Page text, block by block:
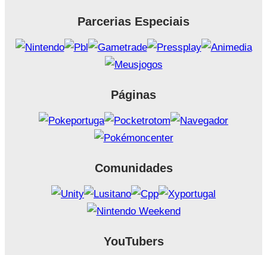
Parcerias Especiais
Páginas
Comunidades
YouTubers